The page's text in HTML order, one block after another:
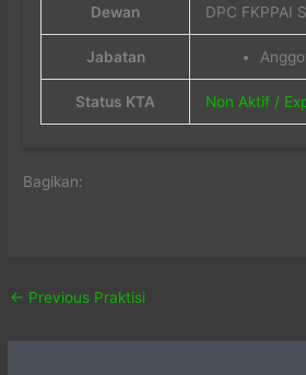
Dewan DPC FKPPAI
Jabatan
Status KTA Non Aktif /
Bagikan:
← Previous Praktisi